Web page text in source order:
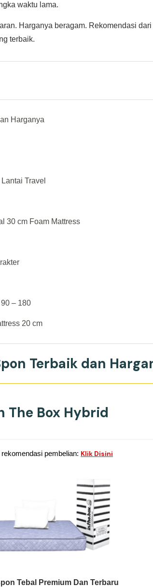
waktu lama.
Harganya beragam. Rekomendasi
terbaik.
Harganya
Travel
30 cm Foam Mattress
– 180
20 cm
Terbaik dan
The Box Hybrid
rekomendasi pembelian: Klik Disini
Tebal Premium Dan Terbaru